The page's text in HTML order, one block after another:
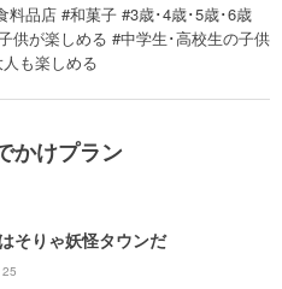
料品店 #和菓子 #3歳･4歳･5歳･6歳
供が楽しめる #中学生･高校生の子供
も楽しめる
かけプラン
そりゃ妖怪タウンだ
25